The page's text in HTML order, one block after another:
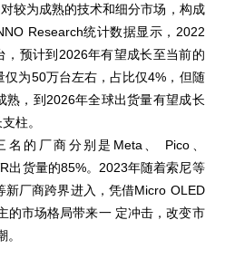
较为成熟的技术和细分市场，构成
Research统计数据显示，2022
，预计到2026年有望成长至当前的
为50万台左右，占比仅4%，但随
熟，到2026年全球出货量有望成长
柱。
的厂商分别是Meta、 Pico、
出货量的85%。2023年随着索尼等
新厂商跨界进入，凭借Micro OLED
的市场格局带来一 定冲击，改变市